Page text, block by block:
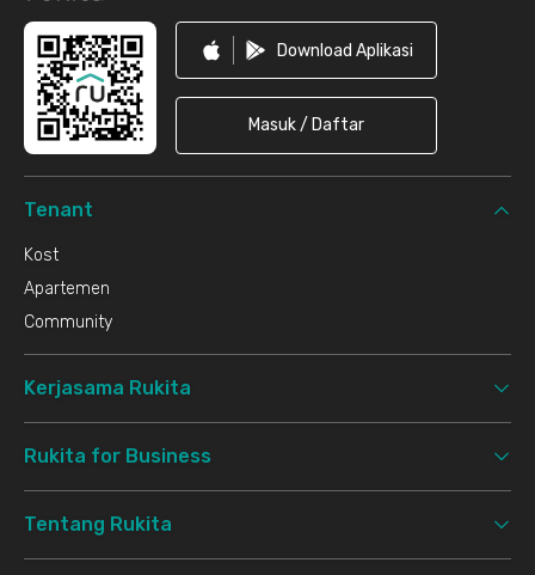
Download Aplikasi
Masuk / Daftar
Tenant
Kost
Apartemen
Community
Kerjasama Rukita
Rukita for Business
Tentang Rukita